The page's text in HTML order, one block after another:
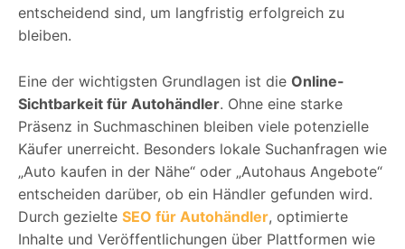
entscheidend sind, um langfristig erfolgreich zu
bleiben.
Eine der wichtigsten Grundlagen ist die Online-
Sichtbarkeit für Autohändler. Ohne eine starke
Präsenz in Suchmaschinen bleiben viele potenzielle
Käufer unerreicht. Besonders lokale Suchanfragen wie
„Auto kaufen in der Nähe“ oder „Autohaus Angebote“
entscheiden darüber, ob ein Händler gefunden wird.
Durch gezielte SEO für Autohändler, optimierte
Inhalte und Veröffentlichungen über Plattformen wie